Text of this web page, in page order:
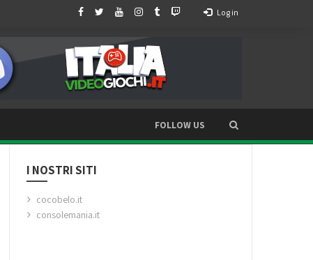
Log in
FOLLOW US
I NOSTRI SITI
cocobelo.it
consolemania.it